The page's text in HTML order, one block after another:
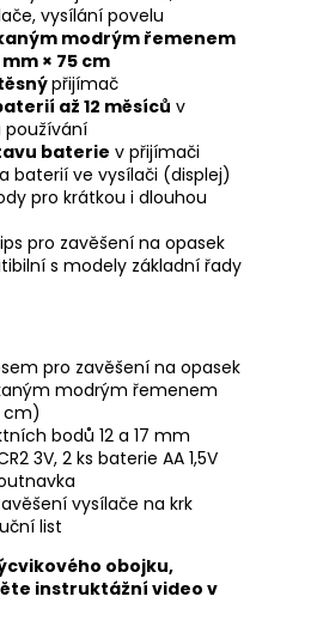
vysílání povelu
modrým řemenem
× 75 cm
přijímač
až 12 měsíců v
používání
baterie v přijímači
baterií ve vysílači (displej)
pro krátkou i dlouhou
pro zavěšení na opasek
s modely základní řady
pro zavěšení na opasek
modrým řemenem
cm)
bodů 12 a 17 mm
3V, 2 ks baterie AA 1,5V
vysílače na krk
list
obojku,
instruktážní video v